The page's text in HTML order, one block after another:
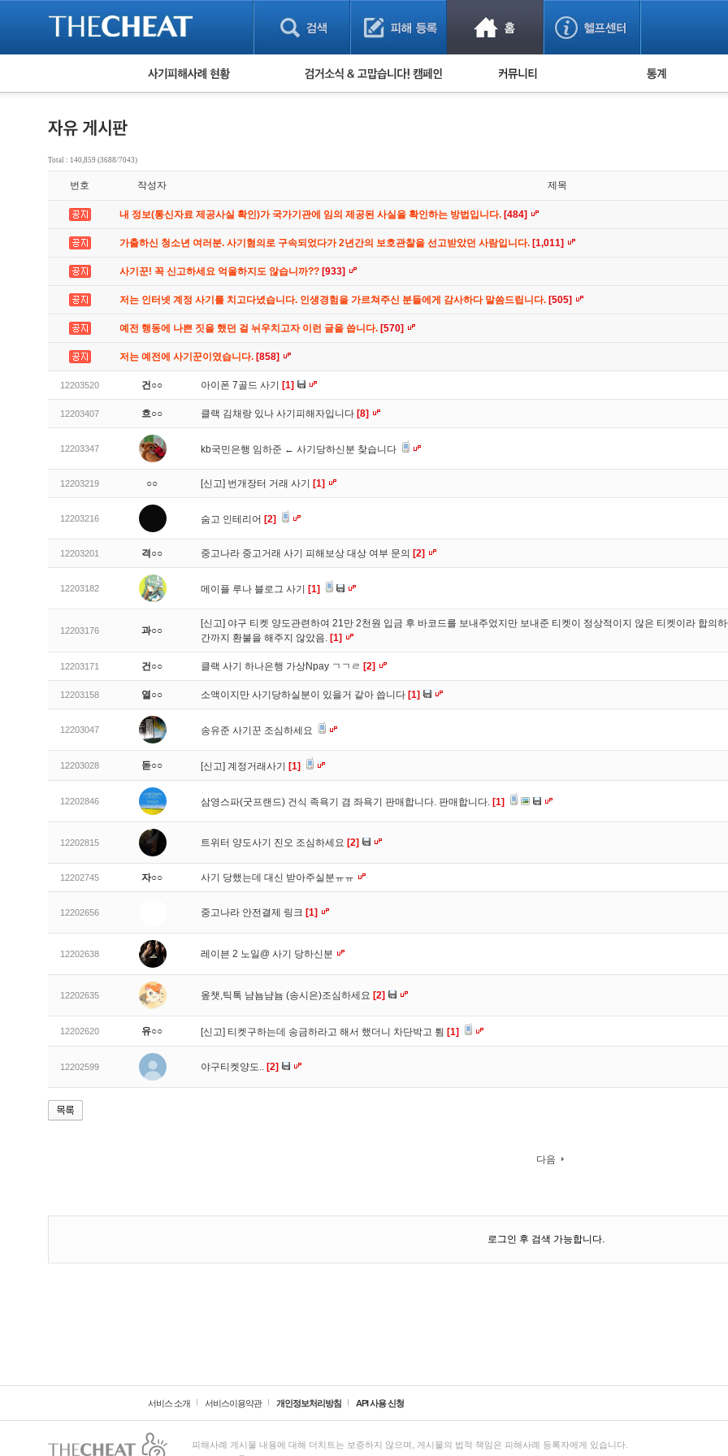
피해사례 현황
유해사이트 목록
비공개 피해사례
검거 소식 사기 예방했어요!
사기방지 아이디어
신종사기 주의 정보
누적 피해사례 통계
Total : 140,859 (3688/7043)
번호 작성자 제목
내 정보(통신자료 제공사실 확인)가 국가기관에 임의 제공된 사실을 확인하는 방법입니다. [484]
가출하신 청소년 여러분. 사기혐의로 구속되었다가 2년간의 보호관찰을 선고받았던 사람입니다. [1,011]
사기꾼! 꼭 신고하세요 억울하지도 않습니까?? [933]
저는 인터넷 계정 사기를 치고다녔습니다. 인생경험을 가르쳐주신 분들에게 감사하다 말씀드립니다. [505]
예전 행동에 나쁜 짓을 했던 걸 뉘우치고자 이런 글을 씁니다. [570]
저는 예전에 사기꾼이였습니다. [858]
12203520 건○○ 아이폰 7골드 사기 [1]
12203407 흐○○ 클랙 김채랑 있나 사기피해자입니다 [8]
12203347 kb국민은행 임하준 ← 사기당하신분 찾습니다
12203219 ○○ [신고] 번개장터 거래 사기 [1]
12203216 숨고 인테리어 [2]
12203201 격○○ 중고나라 중고거래 사기 피해보상 대상 여부 문의 [2]
12203182 메이플 루나 블로그 사기 [1]
12203176 과○○
[신고] 야구 티켓 양도관련하여 21만 2천원 입금 후 바코드를 보내주었지만 보내준 티켓이 정상적이지 않은 티켓이라 합의
간까지 환불을 해주지 않았음. [1]
12203171 건○○ 클랙 사기 하나은행 가상Npay ㄱㄱㄹ [2]
12203158 열○○ 소액이지만 사기당하실분이 있을거 같아 씁니다 [1]
12203047 송유준 사기꾼 조심하세요
12203028 돋○○ [신고] 계정거래사기 [1]
12202846 삼영스파(굿프랜드) 건식 족욕기 겸 좌욕기 판매합니다. 판매합니다. [1]
12202815 트위터 양도사기 진오 조심하세요 [2]
12202745 자○○ 사기 당했는데 대신 받아주실분ㅠㅠ
12202656 중고나라 안전결제 링크 [1]
12202638 레이븐 2 노일@ 사기 당하신분
12202635 옾챗,틱톡 냠뇸냠뇸 (송시은)조심하세요 [2]
12202620 유○○ [신고] 티켓구하는데 송금하라고 해서 했더니 차단박고 튐 [1]
12202599 야구티켓양도.. [2]
다음
로그인 후 검색 가능합니다.
서비스 소개 서비스이용약관 개인정보처리방침 API 사용 신청
피해사례 게시물 내용에 대해 더치트는 보증하지 않으며, 게시물의 법적 책임은 피해사례 등록자에게 있습니다.